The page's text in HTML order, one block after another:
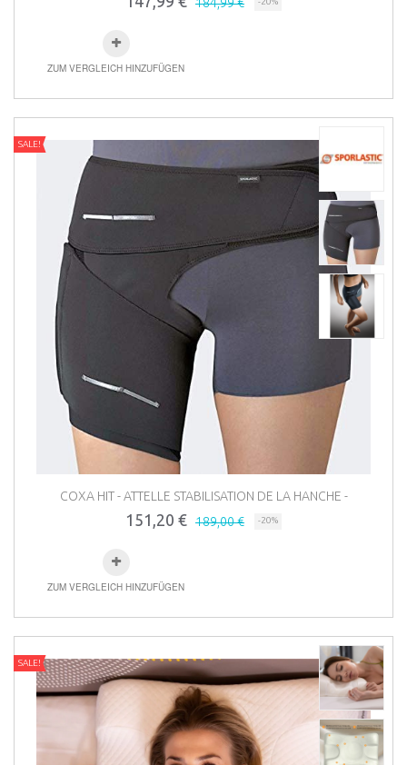
ZUM VERGLEICH HINZUFÜGEN
SALE!
COXA HIT - ATTELLE STABILISATION DE LA HANCHE -
151,20 € 189,00 € -20%
ZUM VERGLEICH HINZUFÜGEN
SALE!